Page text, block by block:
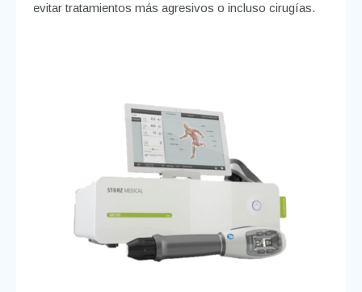
evitar tratamientos más agresivos o incluso cirugías.